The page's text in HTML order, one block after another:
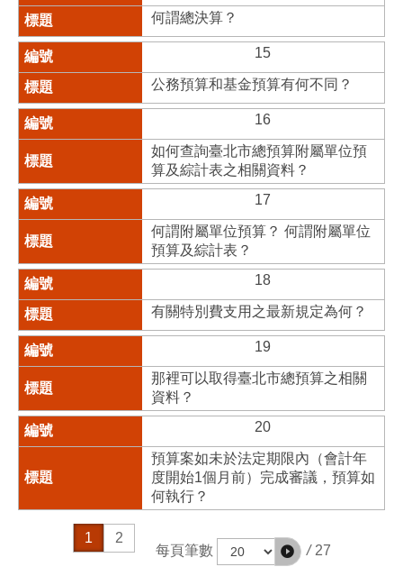
何謂總決算？
15
公務預算和基金預算有何不同？
16
如何查詢臺北市總預算附屬單位預
算及綜計表之相關資料？
17
何謂附屬單位預算？ 何謂附屬單位
預算及綜計表？
18
有關特別費支用之最新規定為何？
19
那裡可以取得臺北市總預算之相關
資料？
20
預算案如未於法定期限內（會計年
度開始1個月前）完成審議，預算如
何執行？
1
2
每頁筆數
/ 27